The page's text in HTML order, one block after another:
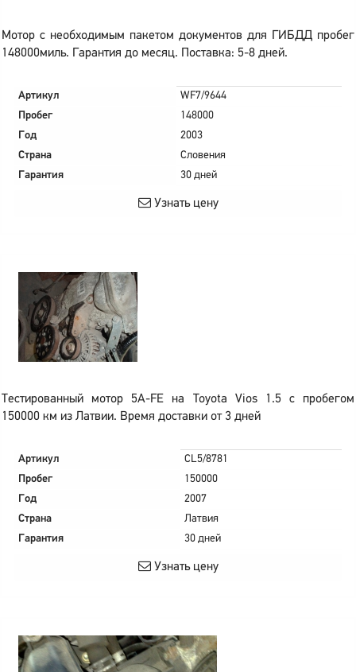
Мотор с необходимым пакетом документов для ГИБДД пробег
148000миль. Гарантия до месяц. Поставка: 5-8 дней.
Артикул
WF7/9644
Пробег
148000
Год
2003
Страна
Словения
Гарантия
30 дней
Узнать цену
Тестированный мотор 5A-FE на Toyota Vios 1.5 с пробегом
150000 км из Латвии. Время доставки от 3 дней
Артикул
CL5/8781
Пробег
150000
Год
2007
Страна
Латвия
Гарантия
30 дней
Узнать цену